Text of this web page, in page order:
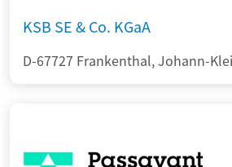
KSB SE & Co. KGaA
D-67727 Frankenthal, Johann-